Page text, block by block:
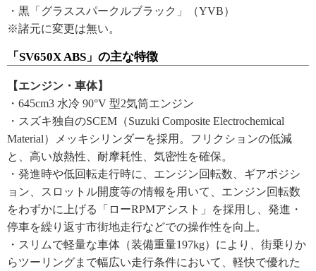
・黒「グラススパークルブラック」（YVB）
※諸元に変更は無い。
「SV650X ABS」の主な特徴
【エンジン・車体】
・645cm3 水冷 90°V 型2気筒エンジン
・スズキ独自のSCEM（Suzuki Composite Electrochemical
Material）メッキシリンダーを採用。フリクションの低減
と、高い放熱性、耐摩耗性、気密性を確保。
・発進時や低回転走行時に、エンジン回転数、ギアポジシ
ョン、スロットル開度等の情報を用いて、エンジン回転数
をわずかに上げる「ローRPMアシスト」を採用し、発進・
停車を繰り返す市街地走行などでの操作性を向上。
・スリムで軽量な車体（装備重量197kg）により、街乗りか
らツーリングまで幅広い走行条件において、軽快で優れた